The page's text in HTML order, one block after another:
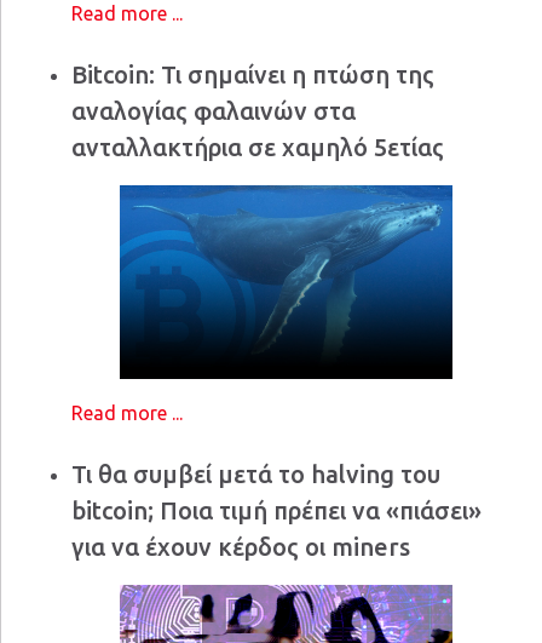
Read more ...
Bitcoin: Τι σημαίνει η πτώση της
αναλογίας φαλαινών στα
ανταλλακτήρια σε χαμηλό 5ετίας
Read more ...
Τι θα συμβεί μετά το halving του
bitcoin; Ποια τιμή πρέπει να «πιάσει»
για να έχουν κέρδος οι miners